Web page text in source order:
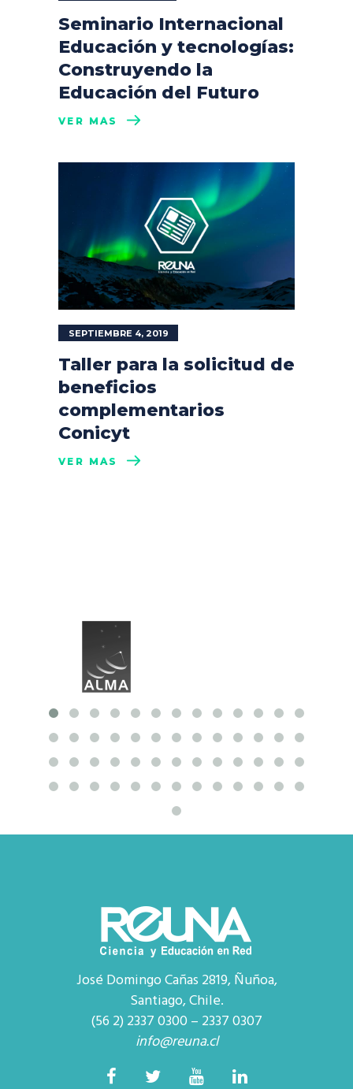
Seminario Internacional
Educación y tecnologías:
Construyendo la
Educación del Futuro
VER MÁS
SEPTIEMBRE 4, 2019
Taller para la solicitud de
beneficios
complementarios
Conicyt
VER MÁS
José Domingo Cañas 2819, Ñuñoa,
Santiago, Chile.
(56 2) 2337 0300 – 2337 0307
info@reuna.cl